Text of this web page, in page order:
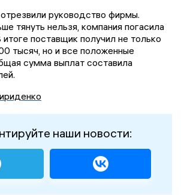
руководство фирмы.
тянуть нельзя, компания погасила
поставщик получил не только
тысяч, но и все положенные
сумма выплат составила
наши новости: